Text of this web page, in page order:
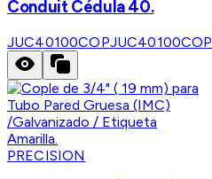
Conduit Cédula 40.
JUC40100COPJUC40100COP
PRECISION